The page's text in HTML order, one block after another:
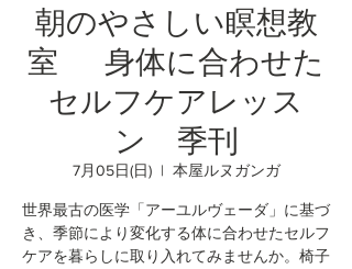
朝のやさしい瞑想教
室 身体に合わせた
セルフケアレッス
ン 季刊
7月05日(日)
  |
本屋ルヌガンガ
世界最古の医学「アーユルヴェーダ」に基づ
き、季節により変化する体に合わせたセルフ
ケアを暮らしに取り入れてみませんか。椅子